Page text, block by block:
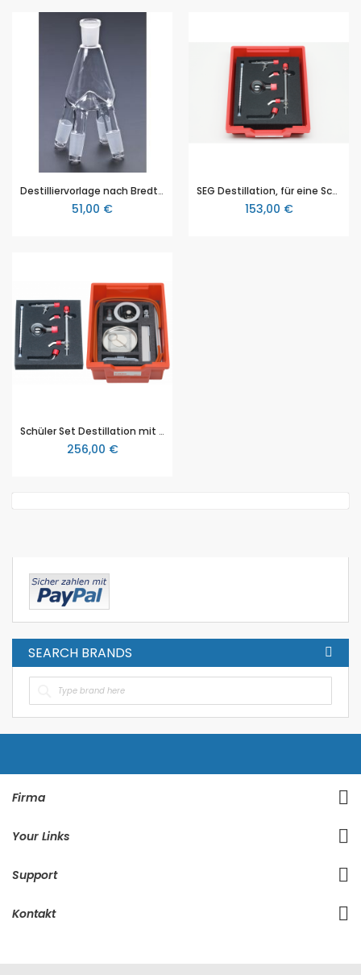
Destilliervorlage nach Bredt, NS 19, mit 1 senkrechten Hülsenschliff und 4 Kernschliffen
51,00 €
SEG Destillation, für eine Schülergruppe oder zur Demonstration
153,00 €
Schüler Set Destillation mit Stativmaterial, für eine Schülergruppe oder zur Demonstration
256,00 €
SEARCH BRANDS
Firma
Your Links
Support
Kontakt